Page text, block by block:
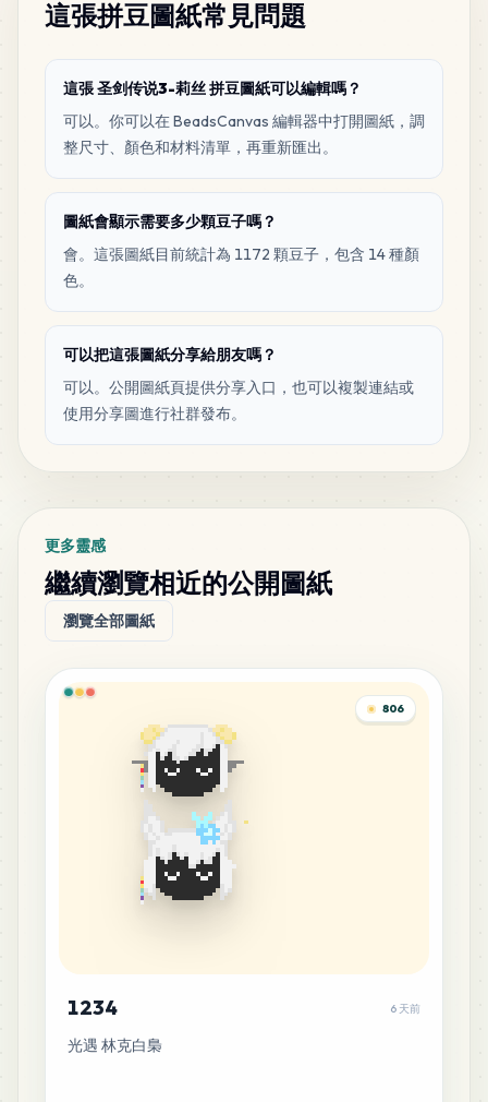
這張拼豆圖紙常見問題
這張 圣剑传说3-莉丝 拼豆圖紙可以編輯嗎？
可以。你可以在 BeadsCanvas 編輯器中打開圖紙，調
整尺寸、顏色和材料清單，再重新匯出。
圖紙會顯示需要多少顆豆子嗎？
會。這張圖紙目前統計為 1172 顆豆子，包含 14 種顏
色。
可以把這張圖紙分享給朋友嗎？
可以。公開圖紙頁提供分享入口，也可以複製連結或
使用分享圖進行社群發布。
更多靈感
繼續瀏覽相近的公開圖紙
瀏覽全部圖紙
806
1234 6 天前
光遇 林克白梟